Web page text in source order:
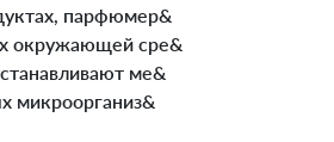
парфюмер&
окружающей сре&
ме&
микроорганиз&